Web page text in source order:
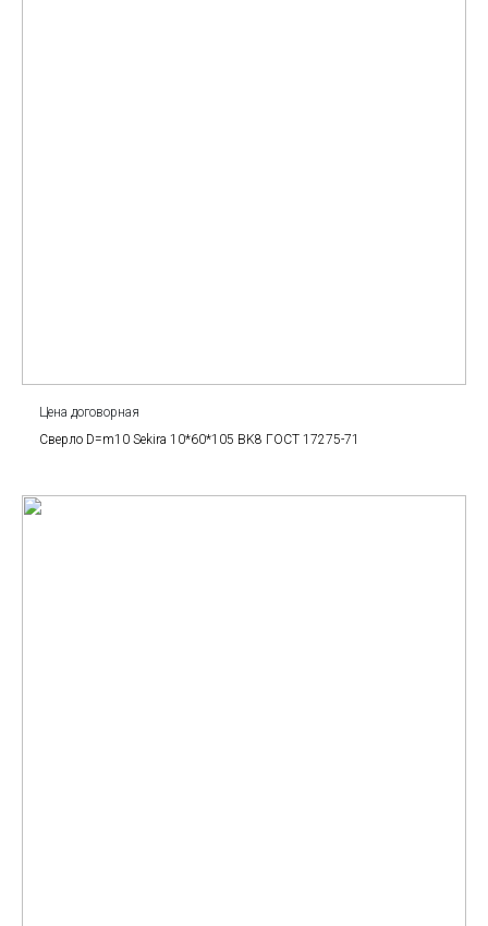
Цена договорная
Сверло D=m10 Sekira 10*60*105 BK8 ГОСТ 17275-71